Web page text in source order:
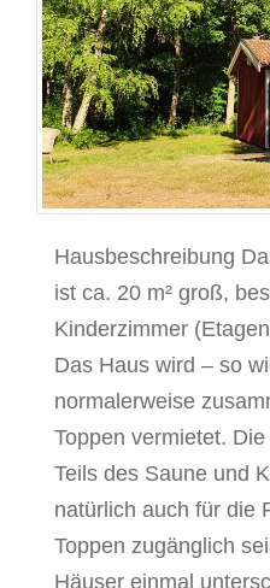
Hausbeschreibung
ist ca. 20 m² groß,
Kinderzimmer
Das Haus wird – so
normalerweise
Toppen vermietet.
Teils des Saune und
natürlich auch für die
Toppen zugänglich
Häuser einmal